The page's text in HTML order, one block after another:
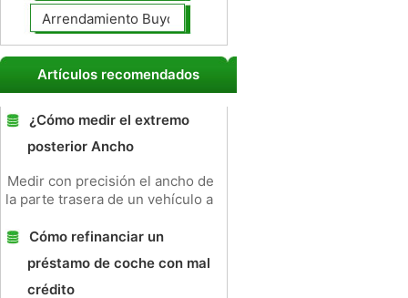
Arrendamiento Buyout
Artículos recomendados
¿Cómo medir el extremo
posterior Ancho
Medir con precisión el ancho de
la parte trasera de un vehículo a
Cómo refinanciar un
préstamo de coche con mal
crédito